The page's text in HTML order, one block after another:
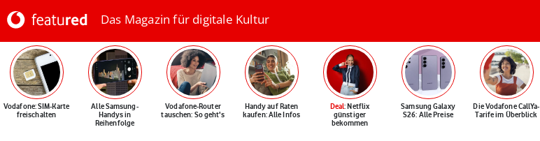
Das Magazin für digitale Kultur
Vodafone: SIM-Karte
freischalten
Alle Samsung-
Handys in
Reihenfolge
Vodafone-Router
tauschen: So geht's
Handy auf Raten
kaufen: Alle Infos
Deal: Netflix
günstiger
bekommen
Samsung Galaxy
S26: Alle Preise
Die Vodafone CallYa-
Tarife im Überblick